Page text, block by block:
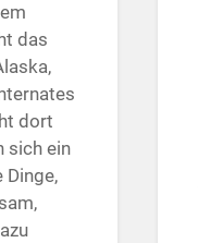
das
dort
sich ein
Dinge,